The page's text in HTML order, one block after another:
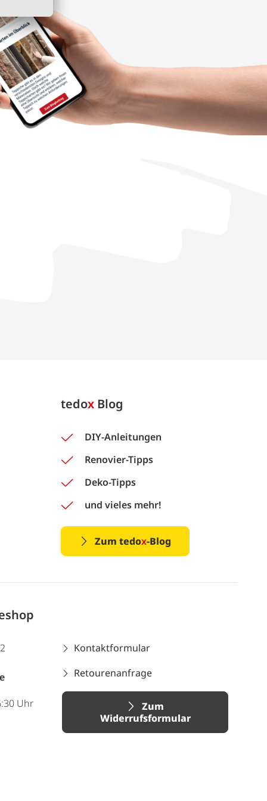
tedox Blog
DIY-Anleitungen
Renovier-Tipps
Deko-Tipps
und vieles mehr!
Zum tedox-Blog
Uhr
Kontaktformular
Retourenanfrage
Zum
Widerrufsformular